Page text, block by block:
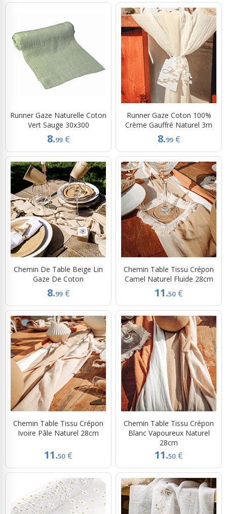
Runner Gaze Naturelle Coton
Vert Sauge 30x300
8.99 €
Runner Gaze Coton 100%
Crème Gauffré Naturel 3m
8.99 €
Chemin De Table Beige Lin
Gaze De Coton
8.99 €
Chemin Table Tissu Crépon
Camel Naturel Fluide 28cm
11.50 €
Chemin Table Tissu Crépon
Ivoire Pâle Naturel 28cm
11.50 €
Chemin Table Tissu Crépon
Blanc Vapoureux Naturel
28cm
11.50 €